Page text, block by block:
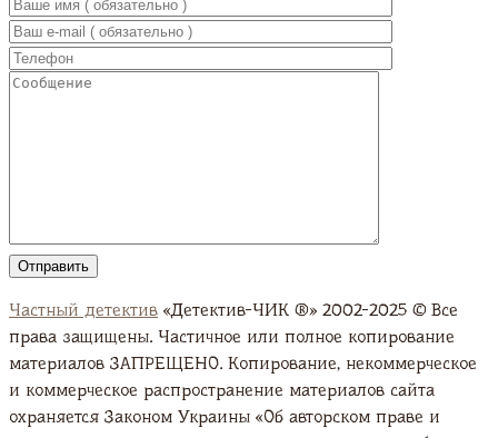
Частный детектив «Детектив-ЧИК ®» 2002-2025 © Все
права защищены. Частичное или полное копирование
материалов ЗАПРЕЩЕНО. Копирование, некоммерческое
и коммерческое распространение материалов сайта
охраняется Законом Украины «Об авторском праве и